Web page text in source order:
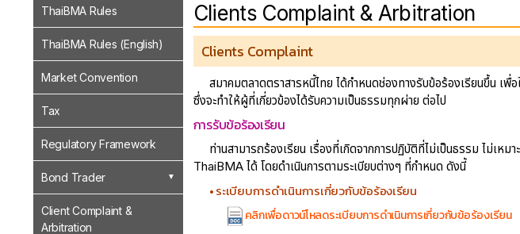
ThaiBMA Rules
ThaiBMA Rules (English)
Market Convention
Tax
Regulatory Framework
Bond Trader
Client Complaint &
Arbitration
Clients Complaint & Arbitration
Clients Complaint
สมาคมตลาดตราสารหนี้ไทย ได้กำหนดช่องทางรับข้อร้องเรียนขึ้น เ
ซึ่งจะทำให้ผู้ที่เกี่ยวข้องได้รับความเป็นธรรมทุกผ่าย ต่อไป
การรับข้อร้องเรียน
ท่านสามารถร้องเรียน เรื่องที่เกิดจากการปฏิบัติที่ไม่เป็นธรรม ไม่เ
ThaiBMA ได้ โดยดำเนินการตามระเบียบต่างๆ ที่กำหนด ดังนี้
• ระเบียบการดำเนินการเกี่ยวกับข้อร้องเรียน
คลิกเพื่อดาวน์โหลดระเบียบการดำเนินการเกี่ยวกับข้อร้องเรียน